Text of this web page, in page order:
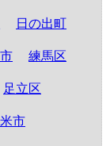
日の出町
練馬区
足立区
市